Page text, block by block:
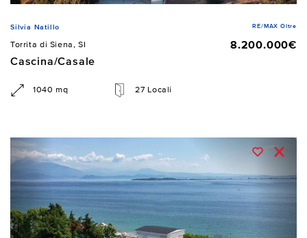
Silvia Natillo RE/MAX Oltre
Torrita di Siena, SI
8.200.000€
Cascina/Casale
1040 mq 27 Locali